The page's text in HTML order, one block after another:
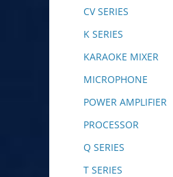
CV SERIES
K SERIES
KARAOKE MIXER
MICROPHONE
POWER AMPLIFIER
PROCESSOR
Q SERIES
T SERIES